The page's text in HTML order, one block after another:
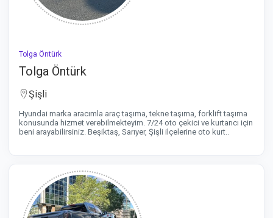
Tolga Öntürk
Tolga Öntürk
Şişli
Hyundai marka aracımla araç taşıma, tekne taşıma, forklift taşıma
konusunda hizmet verebilmekteyim. 7/24 oto çekici ve kurtarıcı için
beni arayabilirsiniz. Beşiktaş, Sarıyer, Şişli ilçelerine oto kurt..